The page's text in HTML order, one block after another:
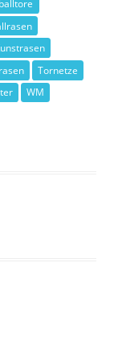
Tornetze
WM